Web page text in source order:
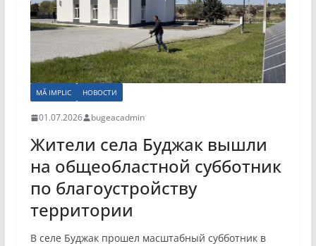
MĂ IMPLIC НОВОСТИ
01.07.2026 bugeacadmin
Жители села Буджак вышли
на общеобластной субботник
по благоустройству
территории
В селе Буджак прошел масштабный субботник в